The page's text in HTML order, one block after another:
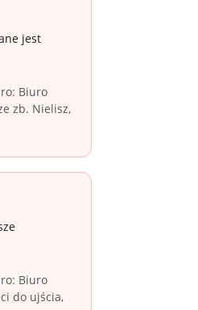
jest
Biuro
zb. Nielisz,
Biuro
do ujścia,